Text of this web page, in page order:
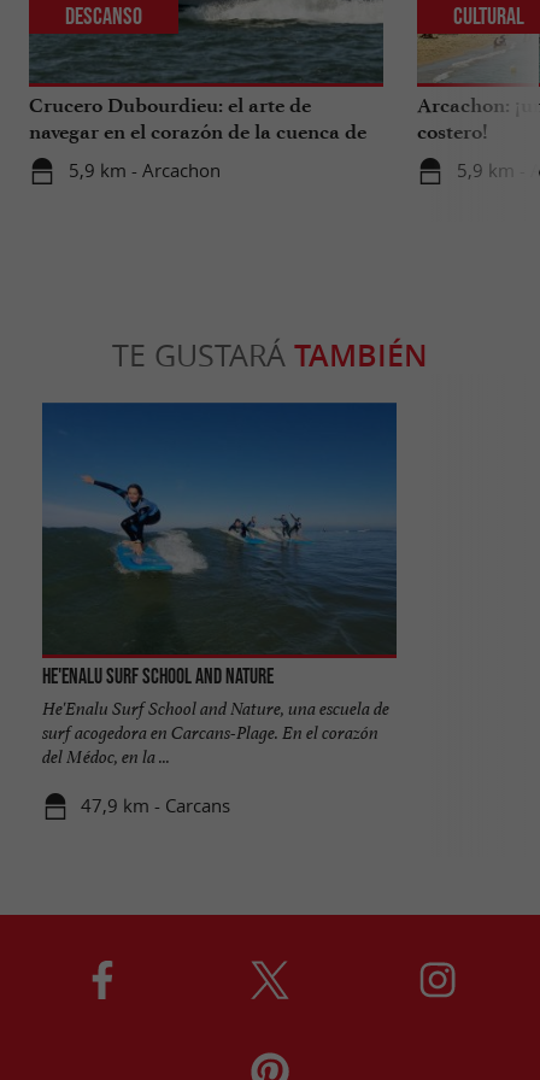
Crucero Dubourdieu: el arte de
navegar en el corazón de la cuenca de
Arcachon.
5,9 km - Arcachon
Descanso
Arcachon:
costero!
5,9 km -
Cultural
TE GUSTARÁ TAMBIÉN
He'enalu Surf School and Nature
He'Enalu Surf School and Nature, una escuela de
surf acogedora en Carcans-Plage. En el corazón
del Médoc, en la ...
47,9 km - Carcans